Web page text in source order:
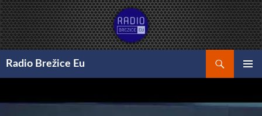
Preskoči
na
vsebino
Radio Brežice Eu